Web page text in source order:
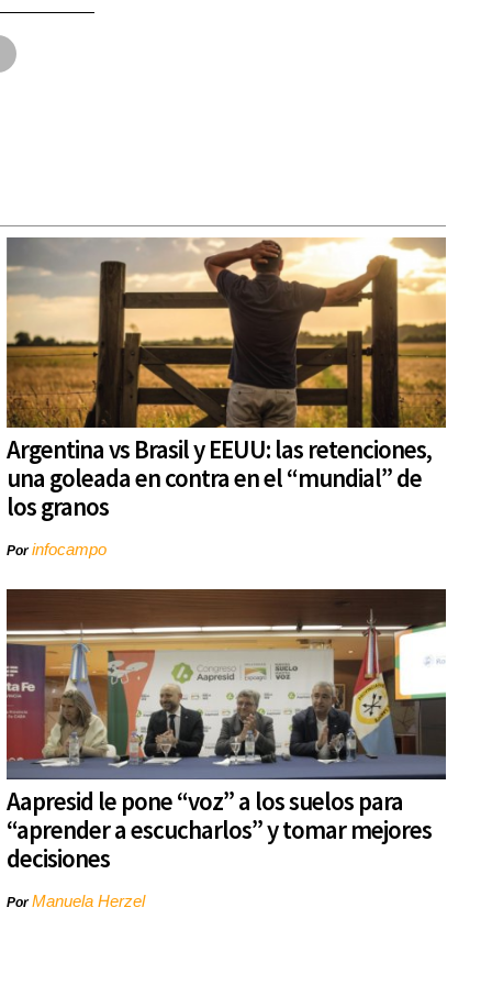
Argentina vs Brasil y EEUU: las retenciones,
una goleada en contra en el “mundial” de
los granos
Porinfocampo
Aapresid le pone “voz” a los suelos para
“aprender a escucharlos” y tomar mejores
decisiones
PorManuela Herzel